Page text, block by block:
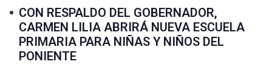
CON RESPALDO DEL GOBERNADOR,
CARMEN LILIA ABRIRÁ NUEVA ESCUELA
PRIMARIA PARA NIÑAS Y NIÑOS DEL
PONIENTE